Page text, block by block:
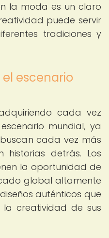
la moda es un claro
puede servir
tradiciones y
escenario
cada vez
mundial, ya
cada vez más
historias detrás. Los
la oportunidad de
global altamente
auténticos que
creatividad de sus